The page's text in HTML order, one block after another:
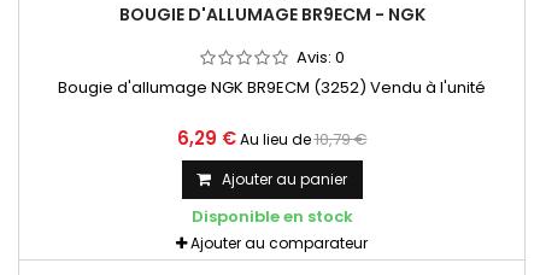
BOUGIE D'ALLUMAGE BR9ECM - NGK
Avis: 0
Bougie d'allumage NGK BR9ECM (3252) Vendu à l'unité
6,29 € Au lieu de10,79 €
Ajouter au panier
Disponible en stock
Ajouter au comparateur